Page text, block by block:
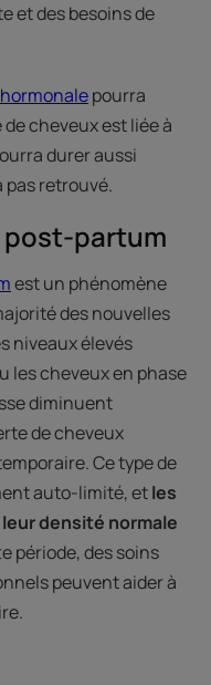
et des besoins de
pourra
cheveux est liée à
durer aussi
pas retrouvé.
post-partum
est un phénomène
des nouvelles
niveaux élevés
les cheveux en phase
diminuent
de cheveux
Ce type de
auto-limité, etles
densité normale
période, des soins
peuvent aider à